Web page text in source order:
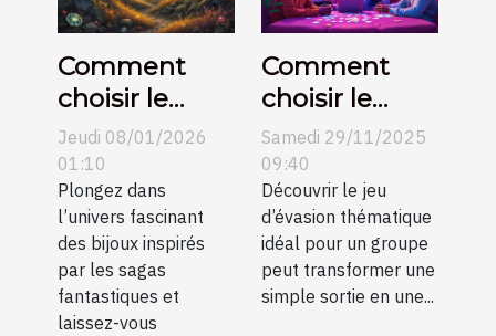
Comment
choisir le
parfait bijou
inspiré de
célèbres
sagas
fantastiques
?
Jeudi 08/01/2026
01:10
Plongez dans
l’univers fascinant
des bijoux inspirés
par les sagas
fantastiques et
laissez-vous
Comment
choisir le
meilleur jeu
d'évasion
thématique
pour votre
groupe ?
Samedi 29/11/2025
09:40
Découvrir le jeu
d’évasion thématique
idéal pour un groupe
peut transformer une
simple sortie en une...